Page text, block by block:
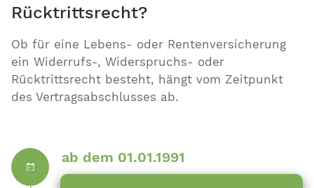
Rücktrittsrecht?
Ob für eine Lebens- oder Rentenversicherung
ein Widerrufs-, Widerspruchs- oder
Rücktrittsrecht besteht, hängt vom Zeitpunkt
des Vertragsabschlusses ab.
ab dem 01.01.1991